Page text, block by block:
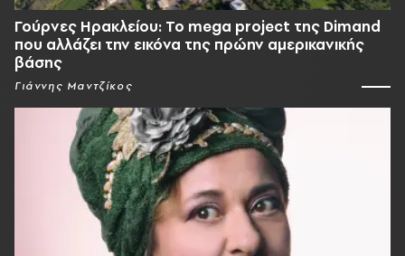
Γούρνες Ηρακλείου: To mega project της Dimand
που αλλάζει την εικόνα της πρώην αμερικανικής
βάσης
Γιάννης Μαντζίκος